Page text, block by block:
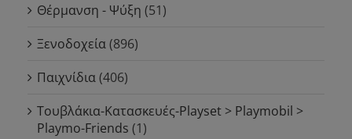
Θέρμανση - Ψύξη (51)
Ξενοδοχεία(896)
Παιχνίδια(406)
Τουβλάκια-Κατασκευές-Playset > Playmobil >
Playmo-Friends (1)